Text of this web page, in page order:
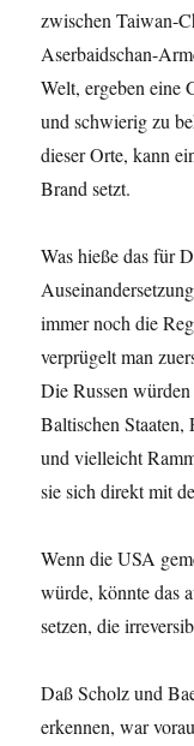
zwischen Taiwan-
Aserbaidschan-
Welt, ergeben eine
und schwierig zu
dieser Orte, kann
Brand setzt.
Was hieße das für
immer noch die
verprügelt man
Die Russen
Baltischen Staaten,
und vielleicht
sie sich direkt mit
Wenn die USA
würde, könnte das
setzen, die
Daß Scholz und
erkennen, war